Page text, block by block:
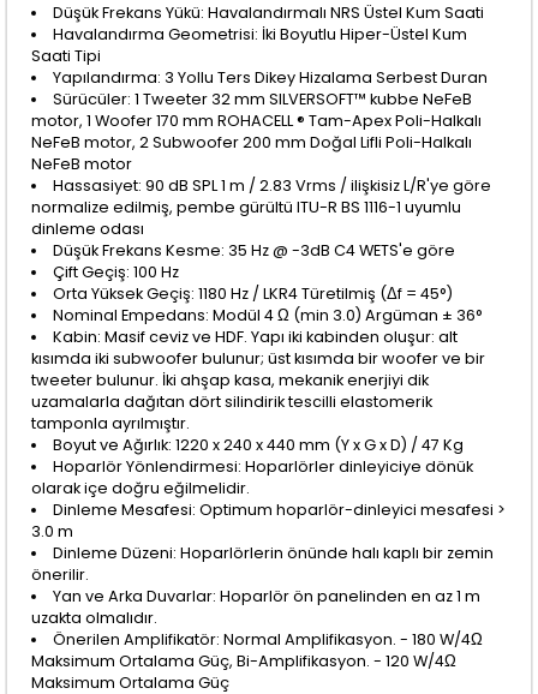
Düşük Frekans Yükü: Havalandırmalı NRS Üstel Kum Saati
Havalandırma Geometrisi: İki Boyutlu Hiper-Üstel Kum
Saati Tipi
Yapılandırma: 3 Yollu Ters Dikey Hizalama Serbest Duran
Sürücüler: 1 Tweeter 32 mm SILVERSOFT™ kubbe NeFeB
motor, 1 Woofer 170 mm ROHACELL ® Tam-Apex Poli-Halkalı
NeFeB motor, 2 Subwoofer 200 mm Doğal Lifli Poli-Halkalı
NeFeB motor
Hassasiyet: 90 dB SPL 1 m / 2.83 Vrms / ilişkisiz L/R'ye göre
normalize edilmiş, pembe gürültü ITU-R BS 1116-1 uyumlu
dinleme odası
Düşük Frekans Kesme: 35 Hz @ -3dB C4 WETS'e göre
Çift Geçiş: 100 Hz
Orta Yüksek Geçiş: 1180 Hz / LKR4 Türetilmiş (Δf = 45°)
Nominal Empedans: Modül 4 Ω (min 3.0) Argüman ± 36°
Kabin: Masif ceviz ve HDF. Yapı iki kabinden oluşur: alt
kısımda iki subwoofer bulunur; üst kısımda bir woofer ve bir
tweeter bulunur. İki ahşap kasa, mekanik enerjiyi dik
uzamalarla dağıtan dört silindirik tescilli elastomerik
tamponla ayrılmıştır.
Boyut ve Ağırlık: 1220 x 240 x 440 mm (Y x G x D) / 47 Kg
Hoparlör Yönlendirmesi: Hoparlörler dinleyiciye dönük
olarak içe doğru eğilmelidir.
Dinleme Mesafesi: Optimum hoparlör-dinleyici mesafesi >
3.0 m
Dinleme Düzeni: Hoparlörlerin önünde halı kaplı bir zemin
önerilir.
Yan ve Arka Duvarlar: Hoparlör ön panelinden en az 1 m
uzakta olmalıdır.
Önerilen Amplifikatör: Normal Amplifikasyon. - 180 W/4Ω
Maksimum Ortalama Güç, Bi-Amplifikasyon. - 120 W/4Ω
Maksimum Ortalama Güç